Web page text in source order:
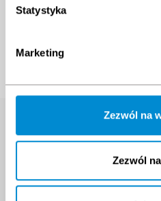
Statystyka
Marketing
Zezwól na
Zezwól
Wyszukaj